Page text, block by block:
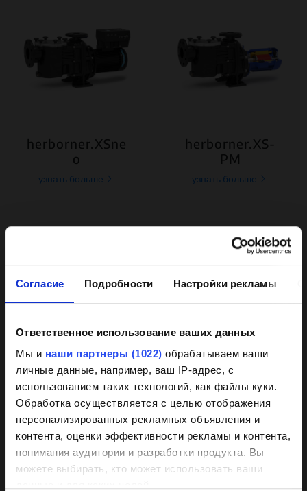
Согласие Подробности Настройки рекламы
Ответственное использование ваших данных
Мы и наши партнеры (1022) обрабатываем ваши
личные данные, например, ваш IP-адрес, с
использованием таких технологий, как файлы куки.
Обработка осуществляется с целью отображения
персонализированных рекламных объявления и
контента, оценки эффективности рекламы и контента,
понимания аудитории и разработки продукта. Вы
можете выбирать, кто может использовать ваши
Background
knowledge on coated
pumps
Our HPC coating has demonstrated itself
as the best of its kind market-wide
herborner.XSne
o
узнать больше
herborner.XS-
PM
узнать больше
herborner.XS-N-
PM
узнать больше
UNIBLOCK-GF-
PM
узнать больше